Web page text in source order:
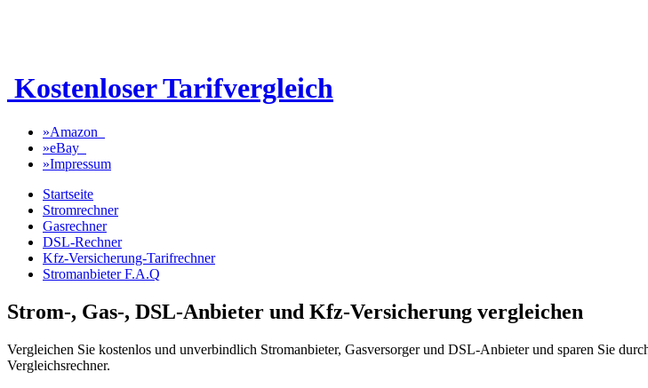
Kostenloser Tarifvergleich
»Amazon
»eBay
»Impressum
Startseite
Stromrechner
Gasrechner
DSL-Rechner
Kfz-Versicherung-Tarifrechner
Stromanbieter F.A.Q
Strom-, Gas-, DSL-Anbieter und Kfz-Versicherung vergleichen
Vergleichen Sie kostenlos und unverbindlich Stromanbieter, Gasversorger und DSL-Anbieter und sparen Sie
Vergleichsrechner.